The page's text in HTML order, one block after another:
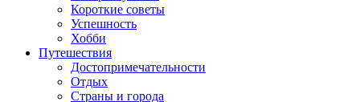
Короткие советы
Успешность
Хобби
Путешествия
Достопримечательности
Отдых
Страны и города